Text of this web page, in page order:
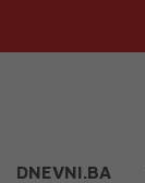
DNEVNI.BA